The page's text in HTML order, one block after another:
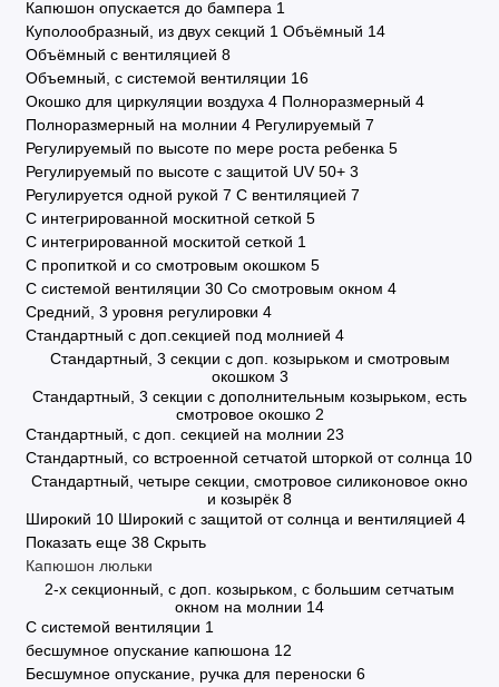
Капюшон опускается до бампера 1
Куполообразный, из двух секций 1 Объёмный 14
Объёмный с вентиляцией 8
Объемный, с системой вентиляции 16
Окошко для циркуляции воздуха 4 Полноразмерный 4
Полноразмерный на молнии 4 Регулируемый 7
Регулируемый по высоте по мере роста ребенка 5
Регулируемый по высоте с защитой UV 50+ 3
Регулируется одной рукой 7 С вентиляцией 7
С интегрированной москитной сеткой 5
С интегрированной москитой сеткой 1
С пропиткой и со смотровым окошком 5
С системой вентиляции 30 Со смотровым окном 4
Средний, 3 уровня регулировки 4
Стандартный с доп.секцией под молнией 4
Стандартный, 3 секции с доп. козырьком и смотровым
окошком 3
Стандартный, 3 секции с дополнительным козырьком, есть
смотровое окошко 2
Стандартный, с доп. секцией на молнии 23
Стандартный, со встроенной сетчатой шторкой от солнца 10
Стандартный, четыре секции, смотровое силиконовое окно
и козырёк 8
Широкий 10 Широкий с защитой от солнца и вентиляцией 4
Показать еще 38 Скрыть
Капюшон люльки
2-х секционный, с доп. козырьком, с большим сетчатым
окном на молнии 14
C системой вентиляции 1
бесшумное опускание капюшона 12
Бесшумное опускание, ручка для переноски 6